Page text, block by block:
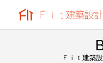
Ｆｉｔ建築